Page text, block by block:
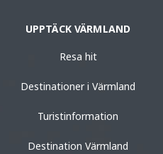
UPPTÄCK VÄRMLAND
Resa hit
Destinationer i Värmland
Turistinformation
Destination Värmland